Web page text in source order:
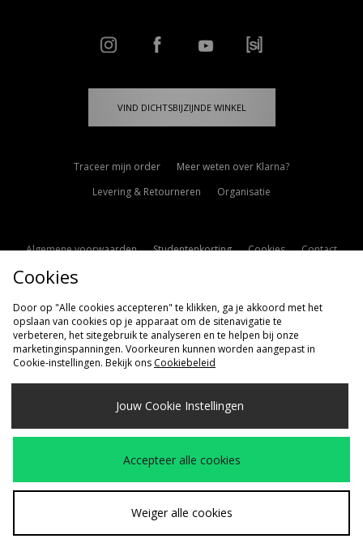
VIND DICHTSBIJZIJNDE WINKEL
Traceer mijn order
Meer weten over Klarna?
Levering & Retourneren
Organisatie
Algemene voorwaarden Studentenkorting Cookies
Contact
Cookie Instellingen
Verzenden Naar
Nederland
Wij accepteren de volgende betaalmethoden
Bezoek onze bedrijfspaginawww.jdplc.com
Cookies
Door op "Alle cookies accepteren" te klikken, ga je akkoord met het
opslaan van cookies op je apparaat om de sitenavigatie te
verbeteren, het sitegebruik te analyseren en te helpen bij onze
marketinginspanningen. Voorkeuren kunnen worden aangepast in
Cookie-instellingen. Bekijk ons Cookiebeleid
Jouw Cookie Instellingen
Accepteer alle cookies
Weiger alle cookies